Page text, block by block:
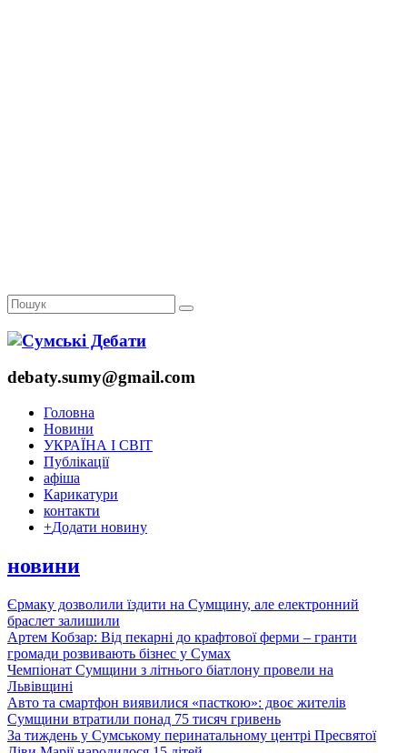
debaty.sumy@gmail.com
Головна
Новини
УКРАЇНА І СВІТ
Публікації
афіша
Карикатури
контакти
+Додати новину
новини
Єрмаку дозволили їздити на Сумщину, але електронний
браслет залишили
Артем Кобзар: Від пекарні до крафтової ферми – гранти
громади розвивають бізнес у Сумах
Чемпіонат Сумщини з літнього біатлону провели на
Львівщині
Авто та смартфон виявилися «пасткою»: двоє жителів
Сумщини втратили понад 75 тисяч гривень
За тиждень у Сумському перинатальному центрі Пресвятої